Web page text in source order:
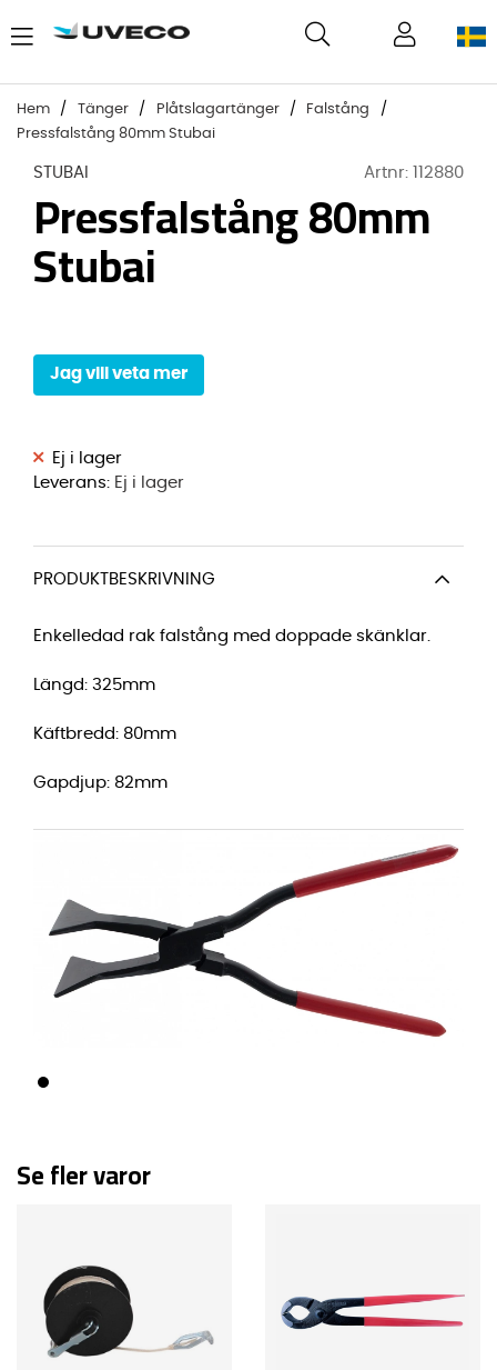
Hem Tänger Plåtslagartänger
Falstång
Pressfalstång 80mm Stubai
STUBAI Artnr: 112880
Pressfalstång 80mm
Stubai
Jag vill veta mer
Leverans: Ej i lager
PRODUKTBESKRIVNING
Enkelledad rak falstång med doppade skänklar.
Längd: 325mm
Käftbredd: 80mm
Gapdjup: 82mm
Se fler varor